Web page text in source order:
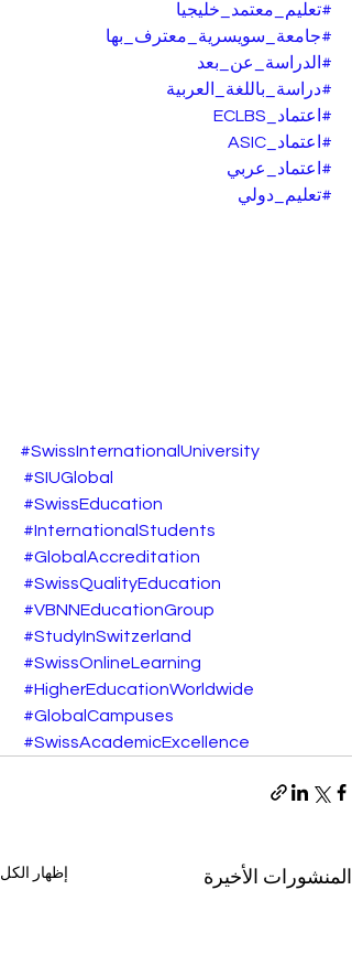
#تعليم_معتمد_خليجيا
#جامعة_سويسرية_معترف_بها
#الدراسة_عن_بعد
#دراسة_باللغة_العربية
#اعتماد_ECLBS
#اعتماد_ASIC
#اعتماد_عربي
#تعليم_دولي
#SwissInternationalUniversity
#SIUGlobal
#SwissEducation
#InternationalStudents
#GlobalAccreditation
#SwissQualityEducation
#VBNNEducationGroup
#StudyInSwitzerland
#SwissOnlineLearning
#HigherEducationWorldwide
#GlobalCampuses
#SwissAcademicExcellence
المنشورات الأخيرة إظهار الكل